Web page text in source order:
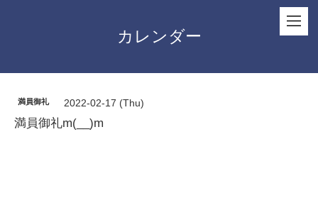
カレンダー
満員御礼 2022-02-17 (Thu)
満員御礼m(__)m